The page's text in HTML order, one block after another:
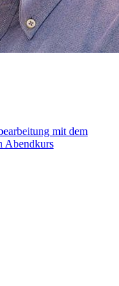
mit dem
Abendkurs